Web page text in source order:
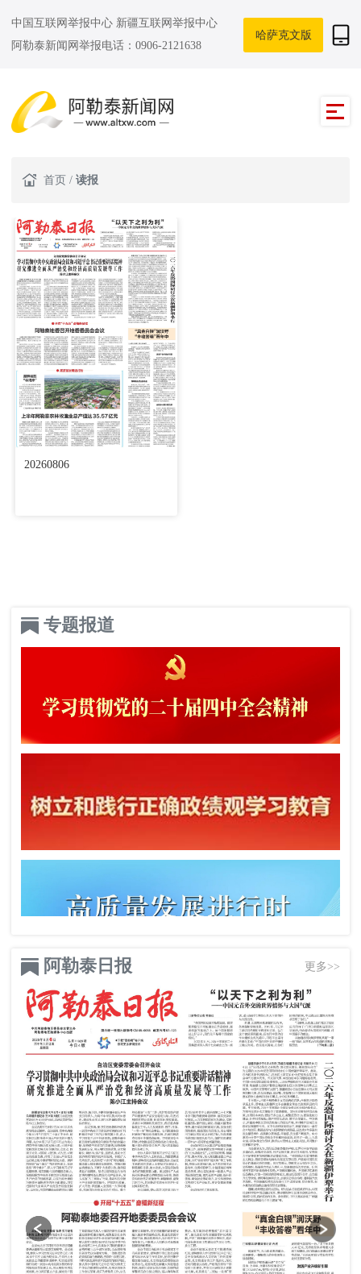
中国互联网举报中心 新疆互联网举报中心
阿勒泰新闻网举报电话：0906-2121638
哈萨克文版
首页 / 读报
20260806
专题报道
阿勒泰日报 更多>>